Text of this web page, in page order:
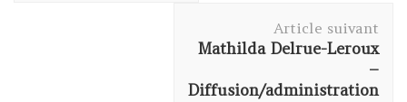
Article suivant
Mathilda Delrue-Leroux
–
Diffusion/administration